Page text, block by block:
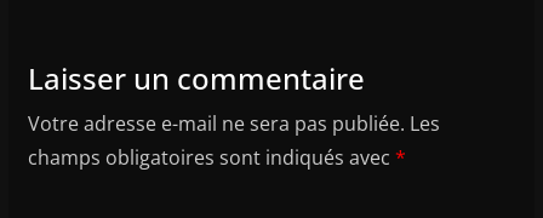
Laisser un commentaire
Votre adresse e-mail ne sera pas publiée. Les
champs obligatoires sont indiqués avec *